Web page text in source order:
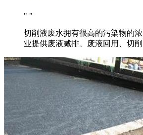
切削液废水拥有很高的污染物的
业提供废液减排、废液回用、切